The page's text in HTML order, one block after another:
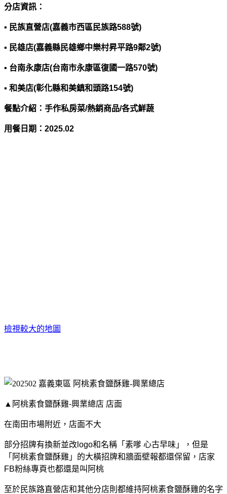
分店資訊：
▪ 民族直營店(嘉義市西區民族路588號)
▪ 民雄店(嘉義縣民雄鄉中樂村昇平路9鄰2號)
▪ 台南永康店(台南市永康區復國一路570號)
▪ 和美店(彰化縣和美鎮和頭路154號)
餐點介紹：手作私房菜/熱銷商品/各式鮮蔬
用餐日期： 2025.02
檢視較大的地圖
▲阿桃素食鹽酥雞-興業總店 店面
在南田市場附近，店面不大
部分招牌有換新並改logo和名稱「素嗲 心古早味」，但是
「阿桃素食鹽酥雞」的大橫招牌和牆面壁報都還保留，店家
FB粉絲專頁也都還是叫阿桃
至於民族路直營店和其他分店則都維持阿桃素食鹽酥雞的名字